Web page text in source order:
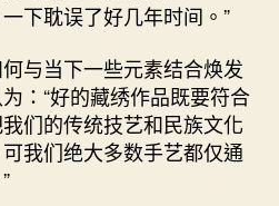
下耽误了好几年时间。”
与当下一些元素结合焕发
：“好的藏绣作品既要符合
们的传统技艺和民族文化
我们绝大多数手艺都仅通